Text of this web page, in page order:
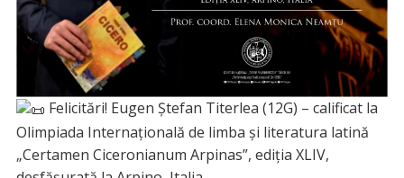
Felicitări! Eugen Ștefan Titerlea (12G) – calificat la
Olimpiada Internațională de limba și literatura latină
„Certamen Ciceronianum Arpinas”, ediția XLIV,